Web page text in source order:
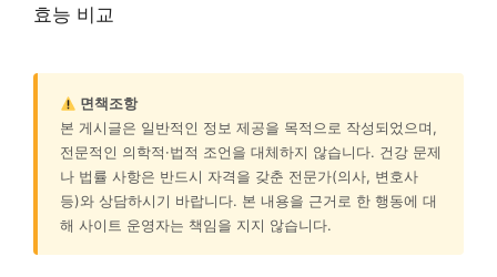
효능 비교
면책조항
본 게시글은 일반적인 정보 제공을 목적으로 작성되었으며,
전문적인 의학적·법적 조언을 대체하지 않습니다. 건강 문제
나 법률 사항은 반드시 자격을 갖춘 전문가(의사, 변호사
등)와 상담하시기 바랍니다. 본 내용을 근거로 한 행동에 대
해 사이트 운영자는 책임을 지지 않습니다.